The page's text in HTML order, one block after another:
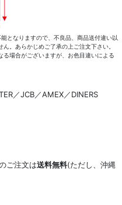
となりますので、不良品、商品送付違い以
。あらかじめご了承の上ご注文下さい。
る場合がございますが、お色目違いによる
／JCB／AMEX／DINERS
ご注文は送料無料(ただし、沖縄